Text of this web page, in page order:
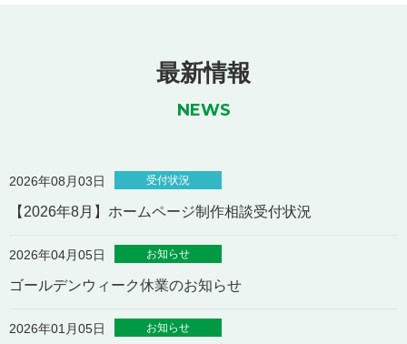
最新情報
NEWS
2026年08月03日 受付状況
【2026年8月】ホームページ制作相談受付状況
2026年04月05日 お知らせ
ゴールデンウィーク休業のお知らせ
2026年01月05日 お知らせ